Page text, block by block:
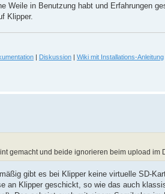
Weile in Benutzung habt und Erfahrungen
Klipper.
| Diskussion | Wiki mit Installations-Anleitung
gemacht und beide ignorieren beim upload im
gibt es bei Klipper keine virtuelle SD-
an Klipper geschickt, so wie das auch